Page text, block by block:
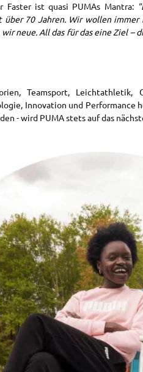
Faster ist quasi PUMAs Mantra: "
über 70 Jahren. Wir wollen immer
neue. All das für das eine Ziel –
Teamsport,
Innovation und Performance
- wird PUMA stets auf das